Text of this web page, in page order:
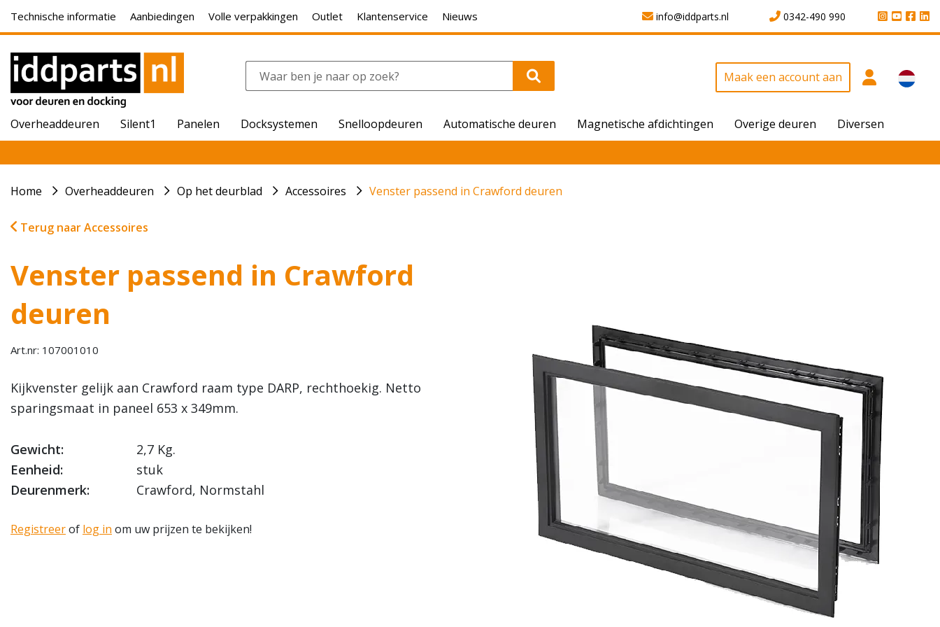
info@iddparts.nl 0342-490 990
Technische informatie Aanbiedingen Volle verpakkingen Outlet Klantenservice Nieuws
Maak een account aan
Overheaddeuren Silent1 Panelen Docksystemen Snelloopdeuren Automatische deuren Magnetische afdichtingen Overige deuren Diversen
Home Overheaddeuren Op het deurblad Accessoires Venster passend in Crawford deuren
Terug naar Accessoires
Venster passend in Crawford
deuren
Art.nr: 107001010
Kijkvenster gelijk aan Crawford raam type DARP, rechthoekig. Netto
sparingsmaat in paneel 653 x 349mm.
Gewicht:
2,7 Kg.
Eenheid:
stuk
Deurenmerk:
Crawford, Normstahl
Registreerof log in om uw prijzen te bekijken!